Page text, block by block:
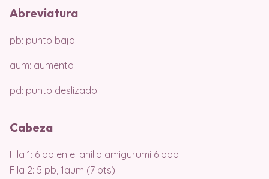
Abreviatura
pb: punto bajo
aum: aumento
pd: punto deslizado
Cabeza
Fila 1: 6 pb en el anillo amigurumi 6 ppb
Fila 2: 5 pb, 1aum (7 pts)